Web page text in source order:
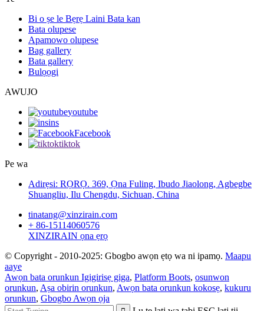
Bi o ṣe le Bẹrẹ Laini Bata kan
Bata olupese
Apamowo olupese
Bag gallery
Bata gallery
Bulọọgi
AWUJO
youtube
ins
Facebook
tiktok
Pe wa
Adirẹsi: RỌRỌ. 369, Ọna Fuling, Ibudo Jiaolong, Agbegbe
Shuangliu, Ilu Chengdu, Sichuan, China
tinatang@xinzirain.com
+ 86-15114060576
XINZIRAIN ọna ẹrọ
© Copyright - 2010-2025: Gbogbo awọn ẹtọ wa ni ipamọ. Maapu
aaye
Awọn bata orunkun Igigirisẹ giga, Platform Boots, osunwon
orunkun, Aṣa obirin orunkun, Awọn bata orunkun kokosẹ, kukuru
orunkun, Gbogbo Awọn ọja